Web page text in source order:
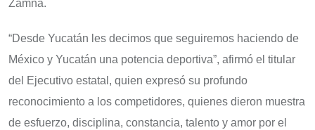
Zamná.
“Desde Yucatán les decimos que seguiremos haciendo de
México y Yucatán una potencia deportiva”, afirmó el titular
del Ejecutivo estatal, quien expresó su profundo
reconocimiento a los competidores, quienes dieron muestra
de esfuerzo, disciplina, constancia, talento y amor por el